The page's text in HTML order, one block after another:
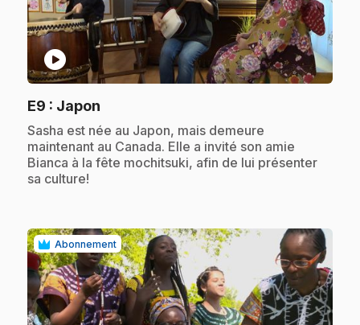
play_circle
E9 : Japon
.Sasha est née au Japon, mais demeure
maintenant au Canada. Elle a invité son amie
Bianca à la fête mochitsuki, afin de lui présenter
sa culture!
Abonnement